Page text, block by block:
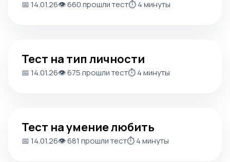
📅 14.01.26👁️ 660 прошли тест⏱️ 4 минуты
Тест на тип личности
📅 14.01.26👁️ 675 прошли тест⏱️ 4 минуты
Тест на умение любить
📅 14.01.26👁️ 681 прошли тест⏱️ 4 минуты